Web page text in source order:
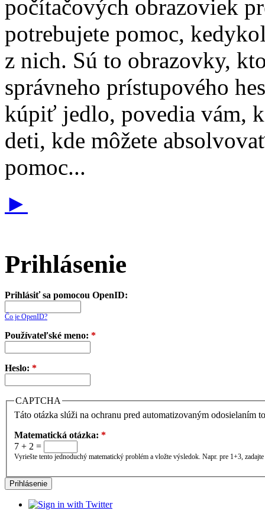
počítačových obrazoviek
potrebujete pomoc,
z nich. Sú to obrazovky,
správneho prístupového
kúpiť jedlo, povedia vám,
deti, kde môžete
pomoc...
►
Prihlásenie
Prihlásiť sa pomocou OpenID:
Čo je OpenID?
Používateľské meno: *
Heslo: *
CAPTCHA
Táto otázka slúži na ochranu pred automatizovaným odosielaním
Matematická otázka: *
7 + 2 =
Vyriešte tento jednoduchý matematický problém a vložte výsledok. Napr. pre 1+3,